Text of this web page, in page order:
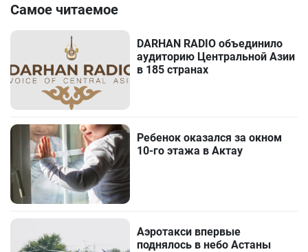
Самое читаемое
DARHAN RADIO объединило
аудиторию Центральной Азии
в 185 странах
Ребенок оказался за окном
10-го этажа в Актау
Аэротакси впервые
поднялось в небо Астаны